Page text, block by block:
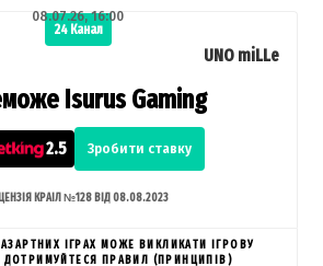
24 Канал
08.07.26, 16:00
Isurus Gaming
2.5 Зробити ставку
UNO miLLe
КРАІЛ №128 ВІД 08.08.2023
ІГРАХ МОЖЕ ВИКЛИКАТИ ІГРОВУ
ДОТРИМУЙТЕСЯ ПРАВИЛ (ПРИНЦИПІВ)